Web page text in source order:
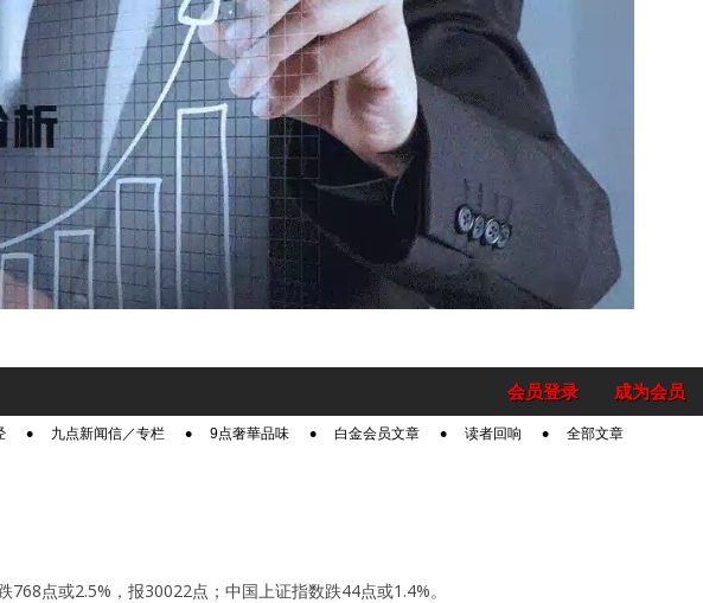
成为会员
会员登录
九点新闻信／专栏 9点奢華品味 白金会员文章 读者回响 全部文章
点或2.5%，报30022点；中国上证指数跌44点或1.4%。